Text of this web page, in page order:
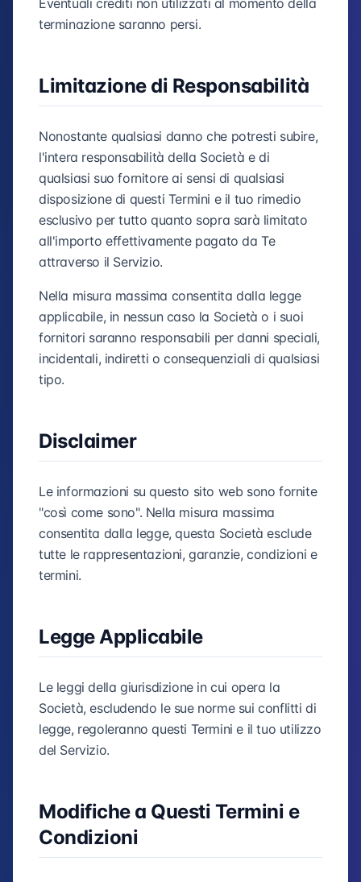
Eventuali crediti non utilizzati al momento della
terminazione saranno persi.
Limitazione di Responsabilità
Nonostante qualsiasi danno che potresti subire,
l'intera responsabilità della Società e di
qualsiasi suo fornitore ai sensi di qualsiasi
disposizione di questi Termini e il tuo rimedio
esclusivo per tutto quanto sopra sarà limitato
all'importo effettivamente pagato da Te
attraverso il Servizio.
Nella misura massima consentita dalla legge
applicabile, in nessun caso la Società o i suoi
fornitori saranno responsabili per danni speciali,
incidentali, indiretti o consequenziali di qualsiasi
tipo.
Disclaimer
Le informazioni su questo sito web sono fornite
"così come sono". Nella misura massima
consentita dalla legge, questa Società esclude
tutte le rappresentazioni, garanzie, condizioni e
termini.
Legge Applicabile
Le leggi della giurisdizione in cui opera la
Società, escludendo le sue norme sui conflitti di
legge, regoleranno questi Termini e il tuo utilizzo
del Servizio.
Modifiche a Questi Termini e
Condizioni